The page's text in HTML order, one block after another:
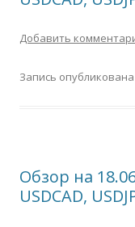
Добавить
Запись опубликована
Обзор на
USDCAD,